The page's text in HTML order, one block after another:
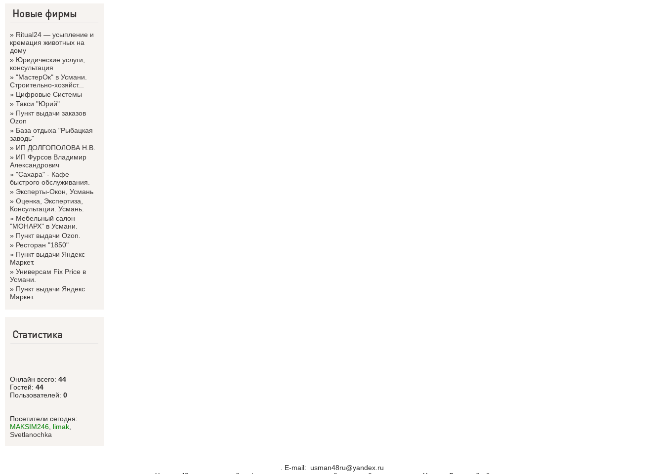
Новые фирмы
» Ritual24 — усыпление и
кремация животных на
дому
» Юридические услуги,
консультация
» "МастерОк" в Усмани.
Строительно-хозяйст...
» Цифровые Системы
» Такси "Юрий"
» Пункт выдачи заказов
Ozon
» База отдыха "Рыбацкая
заводь"
» ИП ДОЛГОПОЛОВА Н.В.
» ИП Фурсов Владимир
Александрович
» "Сахара" - Кафе
быстрого обслуживания.
» Эксперты-Окон, Усмань
» Оценка, Экспертиза,
Консультации. Усмань.
» Мебельный салон
"МОНАРХ" в Усмани.
» Пункт выдачи Ozon.
» Ресторан "1850"
» Пункт выдачи Яндекс
Маркет.
» Универсам Fix Price в
Усмани.
» Пункт выдачи Яндекс
Маркет.
Статистика
Онлайн всего: 44
Гостей: 44
Пользователей: 0
Посетители сегодня:
MAKSIM246 limak
Svetlanоchka
. Е-mail: usman48ru@yandex.ru